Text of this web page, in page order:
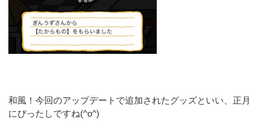
和風！今回のアップデートで追加されたグッズといい、正月
にぴったしですね(^o^)